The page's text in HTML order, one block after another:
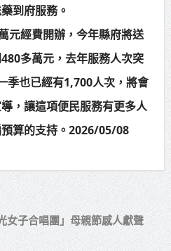
到府服務。
元經費開辦，今年縣府將送
多萬元，去年服務人次突
季也已經有1,700人次，將會
，讓這項便民服務有更多人
算的支持。2026/05/08
女子合唱團」母親節感人獻聲